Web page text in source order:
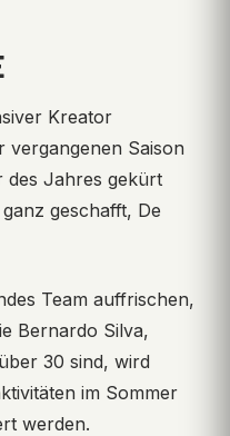
Kreator
vergangenen Saison
des Jahres gekürt
geschafft, De
Team auffrischen,
Bernardo Silva,
30 sind, wird
im Sommer
werden.